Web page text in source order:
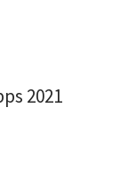
2021